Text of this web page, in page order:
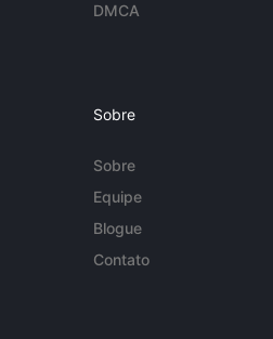
DMCA
Sobre
Sobre
Equipe
Blogue
Contato